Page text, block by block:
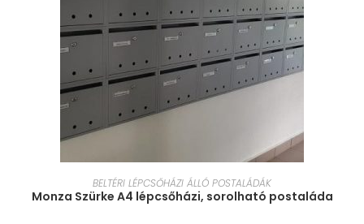
KOSÁRBA TESZEM
BELTÉRI LÉPCSŐHÁZI ÁLLÓ POSTALÁDÁK
Monza Szürke A4 lépcsőházi, sorolható postaláda